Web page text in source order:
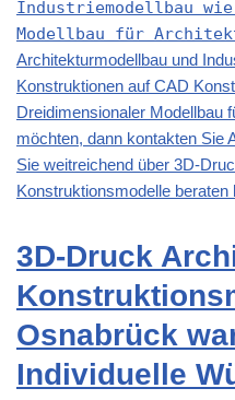
Industriemodellbau
Modellbau für
Architekturmodellbau und
Konstruktionen auf CAD
Dreidimensionaler Modellbau
möchten, dann kontakten Sie
Sie weitreichend über 3D-
Konstruktionsmodelle beraten
3D-Druck
Osnabrück
Individuelle